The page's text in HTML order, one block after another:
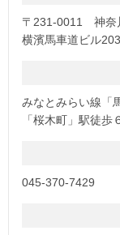
〒231-0011 神奈
横濱馬車道ビル203
みなとみらい線「
「桜木町」駅徒歩
045-370-7429